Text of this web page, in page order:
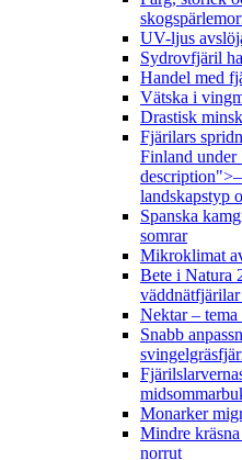
UV-ljus
Sydrovfjäril
Handel med
Vätska i
Drastisk
Fjärilars
Finland under
landskapstyp
Spanska
somrar
Mikroklimat
Bete i Natura
Nektar –
Snabb
Monarker
Mindre
norrut